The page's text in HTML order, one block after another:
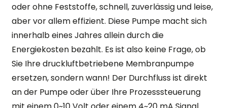
oder ohne Feststoffe, schnell, zuverlässig und leise,
aber vor allem effizient. Diese Pumpe macht sich
innerhalb eines Jahres allein durch die
Energiekosten bezahlt. Es ist also keine Frage, ob
Sie Ihre druckluftbetriebene Membranpumpe
ersetzen, sondern wann! Der Durchfluss ist direkt
an der Pumpe oder über Ihre Prozesssteuerung